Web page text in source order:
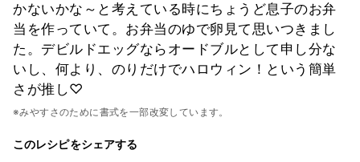
かないかな～と考えている時にちょうど息子のお弁
当を作っていて。お弁当のゆで卵見て思いつきまし
た。デビルドエッグならオードブルとして申し分な
いし、何より、のりだけでハロウィン！という簡単
さが推し♡
※みやすさのために書式を一部改変しています。
このレシピをシェアする